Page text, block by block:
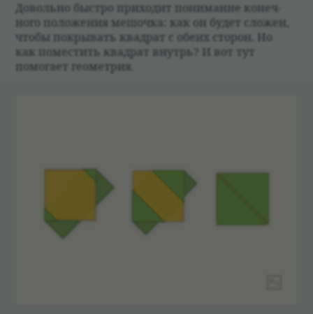
Довольно быстро при­хо­дит понима­ние конеч­
ного положе­ния мешочка: как он будет сложен,
чтобы покры­вать квад­рат с обеих сто­рон. Но
как поме­стить квад­рат внутрь? И вот тут
помогает геомет­рия.